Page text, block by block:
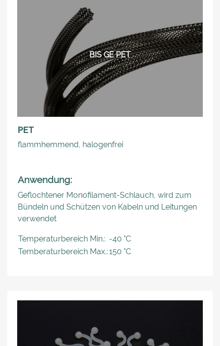
BIS GE PET
PET
flammhemmend, halogenfrei
Anwendung:
Geflochtener Monofilament-Schlauch, wird zum
Bündeln und Schützen von Kabeln und Leitungen
verwendet
Temperaturbereich Min.: -40 °C
Temberaturbereich Max.:150 °C